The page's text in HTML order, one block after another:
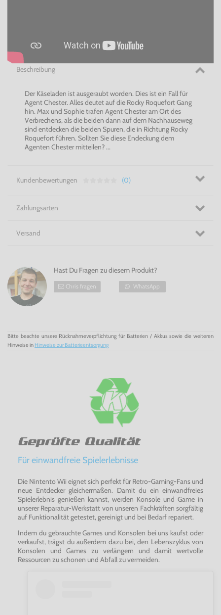
Beschreibung
Der Käseladen ist ausgeraubt worden. Dies ist ein Fall für
Agent Chester. Alles deutet auf die Rocky Roquefort Gang
hin. Max und Sophie trafen Agent Chester am Ort des
Verbrechens, als die beiden dann auf dem Nachhauseweg
sind entdecken die beiden Spuren, die in Richtung Rocky
Roquefort führen. Sollten Sie diese Endeckung dem
Agenten Chester mitteilen? ...
Kundenbewertungen (0)
Zahlungsarten
Versand
Hast Du Fragen zu diesem Produkt?
Chris fragen WhatsApp
Bitte beachte unsere Rücknahmeverpflichtung für Batterien / Akkus sowie die weiteren
Hinweise in Hinweise zur Batterieentsorgung
Geprüfte Qualität
Für einwandfreie Spielerlebnisse
Die Nintento Wii eignet sich perfekt für Retro-Gaming-Fans und
neue Entdecker gleichermaßen. Damit du ein einwandfreies
Spielerlebnis genießen kannst, werden Konsole und Game in
unserer Reparatur-Werkstatt von unseren Fachkräften sorgfältig
auf Funktionalität getestet, gereinigt und bei Bedarf repariert.
Indem du gebrauchte Games und Konsolen bei uns kaufst oder
verkaufst, trägst du außerdem dazu bei, den Lebenszyklus von
Konsolen und Games zu verlängern und damit wertvolle
Ressourcen zu schonen und Abfall zu vermeiden.